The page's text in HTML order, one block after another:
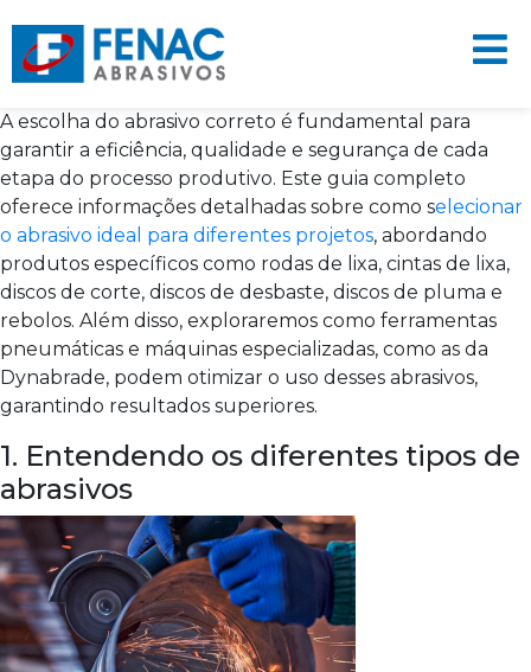
A escolha do abrasivo correto é fundamental para
garantir a eficiência, qualidade e segurança de cada
etapa do processo produtivo. Este guia completo
oferece informações detalhadas sobre como selecionar
o abrasivo ideal para diferentes projetos, abordando
produtos específicos como rodas de lixa, cintas de lixa,
discos de corte, discos de desbaste, discos de pluma e
rebolos. Além disso, exploraremos como ferramentas
pneumáticas e máquinas especializadas, como as da
Dynabrade, podem otimizar o uso desses abrasivos,
garantindo resultados superiores.
1. Entendendo os diferentes tipos de
abrasivos